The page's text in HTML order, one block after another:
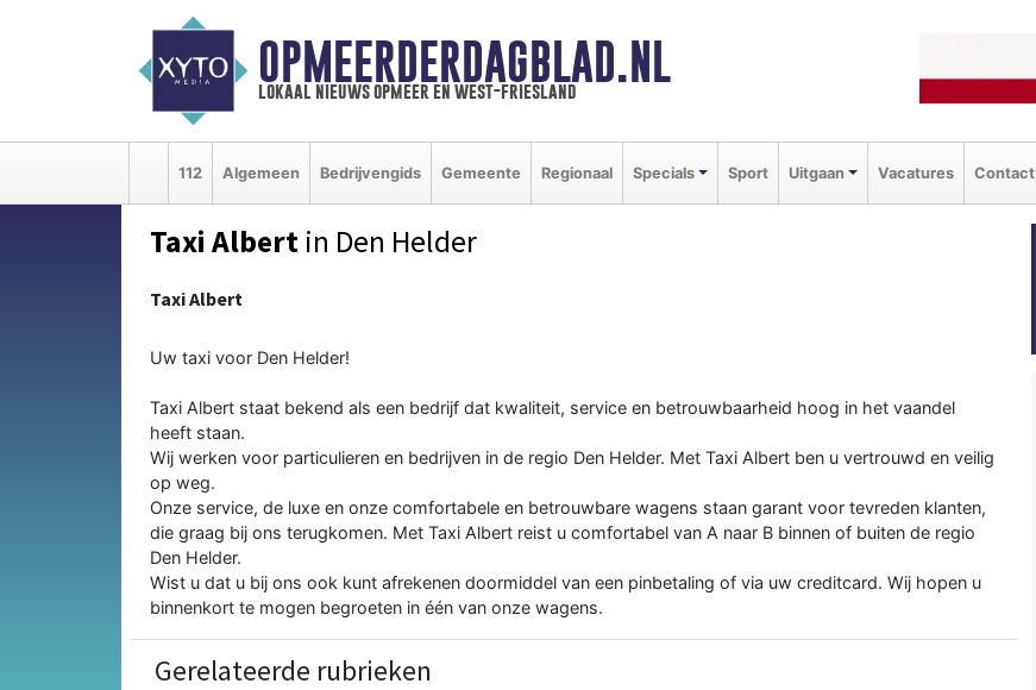
OPMEERDERDAGBLAD.NL
lokaal nieuws opmeer en west-friesland
112 Algemeen Bedrijvengids Gemeente Regionaal Specials Sport Uitgaan Vacatures Contact
Taxi Albert in Den Helder
Taxi Albert
Uw taxi voor Den Helder!
Taxi Albert staat bekend als een bedrijf dat kwaliteit, service en betrouwbaarheid hoog in het vaandel
heeft staan.
Wij werken voor particulieren en bedrijven in de regio Den Helder. Met Taxi Albert ben u vertrouwd en veilig
op weg.
Onze service, de luxe en onze comfortabele en betrouwbare wagens staan garant voor tevreden klanten,
die graag bij ons terugkomen. Met Taxi Albert reist u comfortabel van A naar B binnen of buiten de regio
Den Helder.
Wist u dat u bij ons ook kunt afrekenen doormiddel van een pinbetaling of via uw creditcard. Wij hopen u
binnenkort te mogen begroeten in één van onze wagens.
Gerelateerde rubrieken